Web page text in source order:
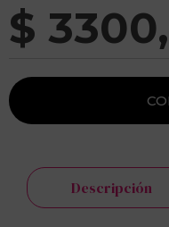
$ 3300,
Descripción